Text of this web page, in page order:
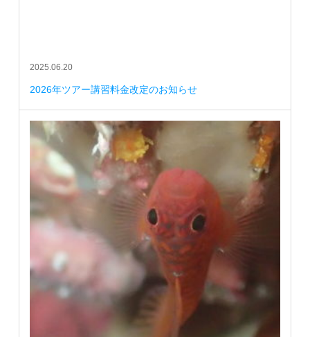
2025.06.20
2026年ツアー講習料金改定のお知らせ